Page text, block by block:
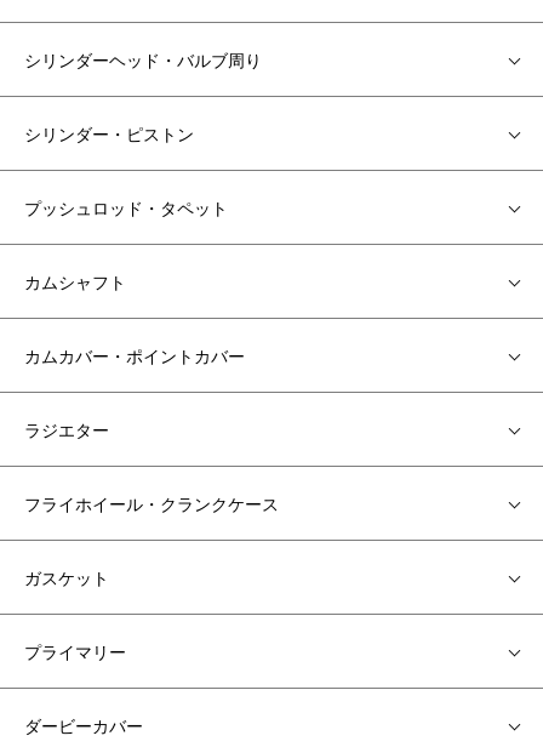
シリンダーヘッド・バルブ周り
シリンダー・ピストン
プッシュロッド・タペット
カムシャフト
カムカバー・ポイントカバー
ラジエター
フライホイール・クランクケース
ガスケット
プライマリー
ダービーカバー